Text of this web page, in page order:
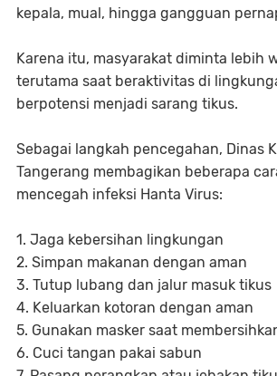
kepala, mual, hingga gangguan
Karena itu, masyarakat diminta lebih
terutama saat beraktivitas di
berpotensi menjadi sarang tikus.
Sebagai langkah pencegahan, Dinas
Tangerang membagikan beberapa
mencegah infeksi Hanta Virus:
1. Jaga kebersihan lingkungan
2. Simpan makanan dengan aman
3. Tutup lubang dan jalur masuk tikus
4. Keluarkan kotoran dengan aman
5. Gunakan masker saat
6. Cuci tangan pakai sabun